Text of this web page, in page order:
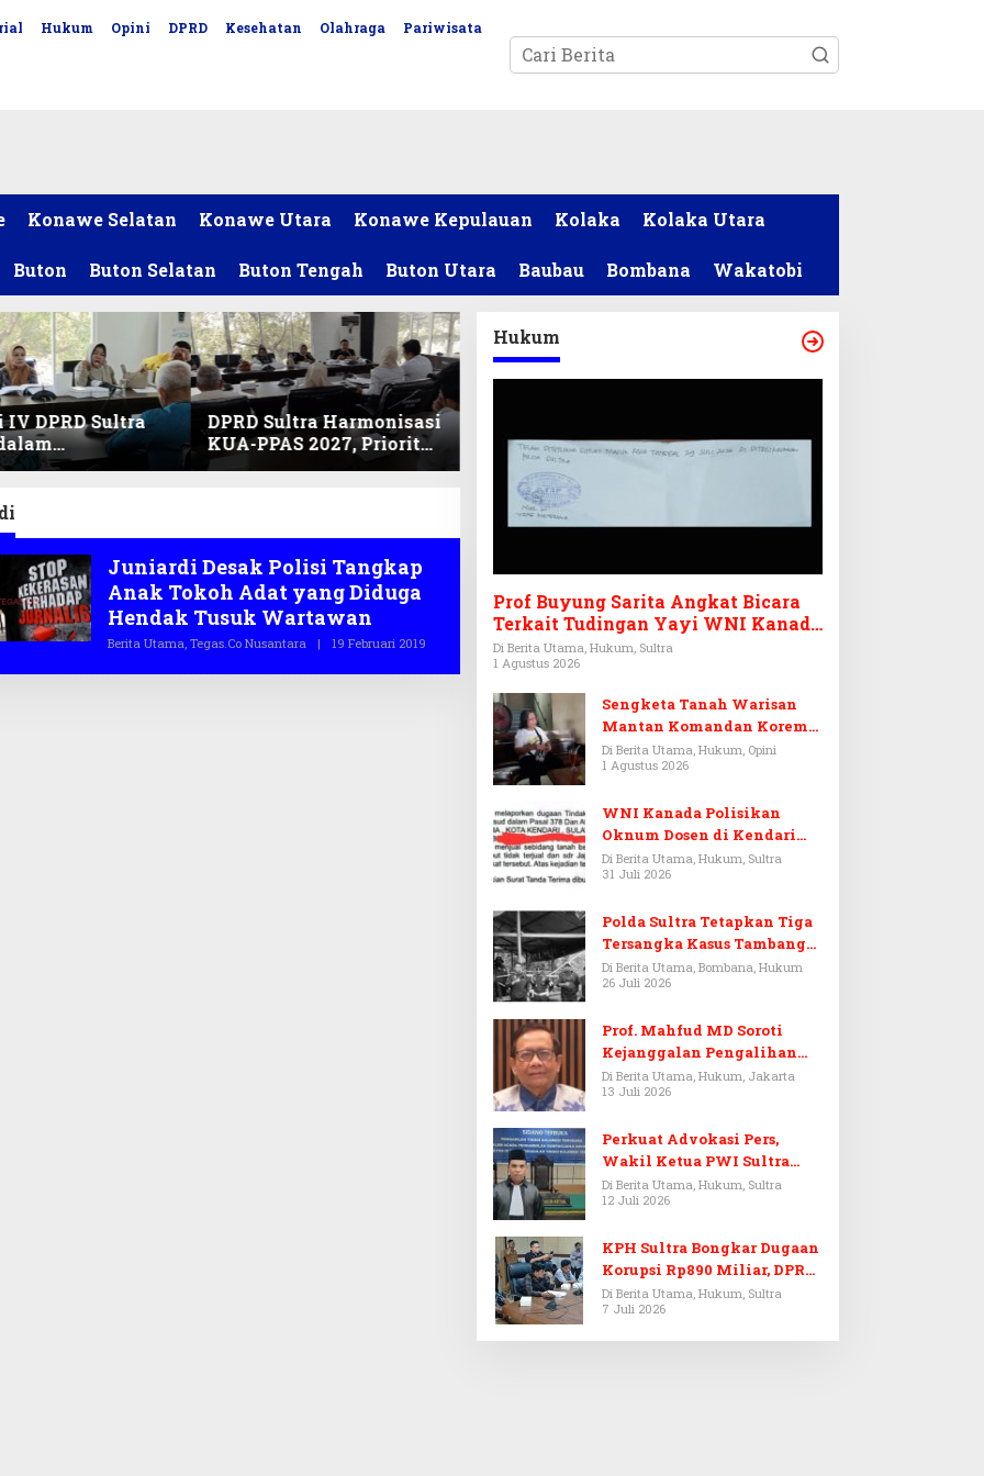
Hukum Opini DPRD Kesehatan Olahraga Pariwisata
Konawe Selatan Konawe Utara Konawe Kepulauan Kolaka Kolaka Utara
Buton Buton Selatan Buton Tengah Buton Utara Baubau Bombana Wakatobi
DPRD Sultra
KUA-PPAS
DPRD Sultra Harmonisasi
KUA-PPAS 2027, Prioritas
Pendidikan, Kebudayaan,
Juniardi Desak Polisi Tangkap
Anak Tokoh Adat yang Diduga
Hendak Tusuk Wartawan
Berita Utama, Tegas.co Nusantara | 19 Februari 2019
E
Hukum
Prof Buyung Sarita Angkat Bicara
Terkait Tudingan Yayi WNI Kanada
Ditagih Utang Rp3,6 Miliar
Di Berita Utama, Hukum, Sultra
1 Agustus 2026
Sengketa Tanah Warisan
Mantan Komandan Korem
143/HO, Ketika Warisan
Menjadi Arena Pemerasan
Di Berita Utama, Hukum, Opini
1 Agustus 2026
WNI Kanada Polisikan
Oknum Dosen di Kendari
Terkait Aset Puluhan Miliar
Di Berita Utama, Hukum, Sultra
31 Juli 2026
Polda Sultra Tetapkan Tiga
Tersangka Kasus Tambang
Emas Ilegal di Bombana
Di Berita Utama, Bombana, Hukum
26 Juli 2026
Prof. Mahfud MD Soroti
Kejanggalan Pengalihan
Penyelidikan Tersangka
Febrie Adriansyah
Di Berita Utama, Hukum, Jakarta
13 Juli 2026
Perkuat Advokasi Pers,
Wakil Ketua PWI Sultra
Resmi Dilantik Menjadi
Advokat PERADI
Di Berita Utama, Hukum, Sultra
12 Juli 2026
KPH Sultra Bongkar Dugaan
Korupsi Rp890 Miliar, DPRD
Sultra Gelar RDP
Di Berita Utama, Hukum, Sultra
7 Juli 2026